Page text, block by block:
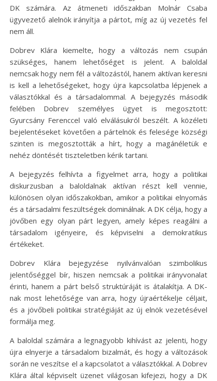
DK számára. Az átmeneti időszakban Molnár Csaba
ügyvezető alelnök irányítja a pártot, míg az új vezetés fel
nem áll.
Dobrev Klára kiemelte, hogy a változás nem csupán
szükséges, hanem lehetőséget is jelent. A baloldal
nemcsak hogy nem fél a változástól, hanem aktívan keresni
is kell a lehetőségeket, hogy újra kapcsolatba lépjenek a
választókkal és a társadalommal. A bejegyzés második
felében Dobrev személyes ügyet is megosztott:
Gyurcsány Ferenccel való elválásukról beszélt. A közéleti
bejelentéseket követően a pártelnök és felesége községi
szinten is megosztották a hírt, hogy a magánéletük e
nehéz döntését tiszteletben kérik tartani.
A bejegyzés felhívta a figyelmet arra, hogy a politikai
diskurzusban a baloldalnak aktívan részt kell vennie,
különösen olyan időszakokban, amikor a politikai elnyomás
és a társadalmi feszültségek dominálnak. A DK célja, hogy a
jövőben egy olyan párt legyen, amely képes reagálni a
társadalom igényeire, és képviselni a demokratikus
értékeket.
Dobrev Klára bejegyzése nyilvánvalóan szimbolikus
jelentőséggel bír, hiszen nemcsak a politikai irányvonalat
érinti, hanem a párt belső struktúráját is átalakítja. A DK-
nak most lehetősége van arra, hogy újraértékelje céljait,
és a jövőbeli politikai stratégiáját az új elnök vezetésével
formálja meg.
A baloldal számára a legnagyobb kihívást az jelenti, hogy
újra elnyerje a társadalom bizalmát, és hogy a változások
során ne veszítse el a kapcsolatot a választókkal. A Dobrev
Klára által képviselt üzenet világosan kifejezi, hogy a DK